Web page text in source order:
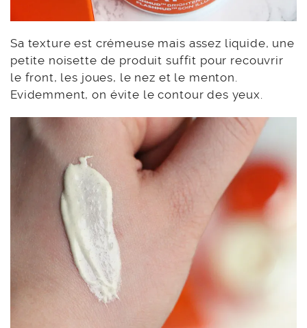
Sa texture est crémeuse mais assez liquide, une
petite noisette de produit suffit pour recouvrir
le front, les joues, le nez et le menton.
Evidemment, on évite le contour des yeux.